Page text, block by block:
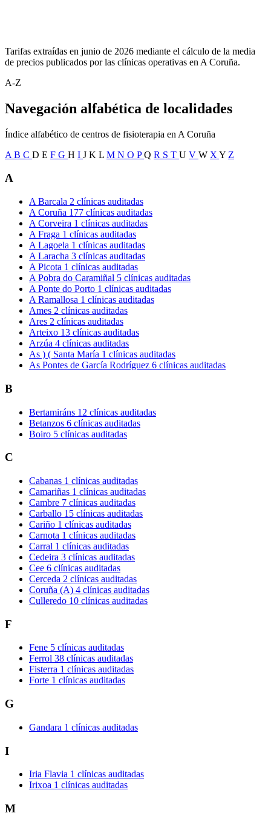
Tarifas extraídas en junio de 2026 mediante el cálculo de la media
de precios publicados por las clínicas operativas en A Coruña.
A-Z
Navegación alfabética de localidades
Índice alfabético de centros de fisioterapia en A Coruña
A B C D E F G H I J K L M N O PQ R S T U V W X Y Z
A
A Barcala 2 clínicas auditadas
A Coruña 177 clínicas auditadas
A Corveira 1 clínicas auditadas
A Fraga 1 clínicas auditadas
A Lagoela 1 clínicas auditadas
A Laracha 3 clínicas auditadas
A Picota 1 clínicas auditadas
A Pobra do Caramiñal 5 clínicas auditadas
A Ponte do Porto 1 clínicas auditadas
A Ramallosa 1 clínicas auditadas
Ames 2 clínicas auditadas
Ares 2 clínicas auditadas
Arteixo 13 clínicas auditadas
Arzúa 4 clínicas auditadas
As ) ( Santa María 1 clínicas auditadas
As Pontes de García Rodríguez 6 clínicas auditadas
B
Bertamiráns 12 clínicas auditadas
Betanzos 6 clínicas auditadas
Boiro 5 clínicas auditadas
C
Cabanas 1 clínicas auditadas
Camariñas 1 clínicas auditadas
Cambre 7 clínicas auditadas
Carballo 15 clínicas auditadas
Cariño 1 clínicas auditadas
Carnota 1 clínicas auditadas
Carral 1 clínicas auditadas
Cedeira 3 clínicas auditadas
Cee 6 clínicas auditadas
Cerceda 2 clínicas auditadas
Coruña (A) 4 clínicas auditadas
Culleredo 10 clínicas auditadas
F
Fene 5 clínicas auditadas
Ferrol 38 clínicas auditadas
Fisterra 1 clínicas auditadas
Forte 1 clínicas auditadas
G
Gandara 1 clínicas auditadas
I
Iria Flavia 1 clínicas auditadas
Irixoa 1 clínicas auditadas
M